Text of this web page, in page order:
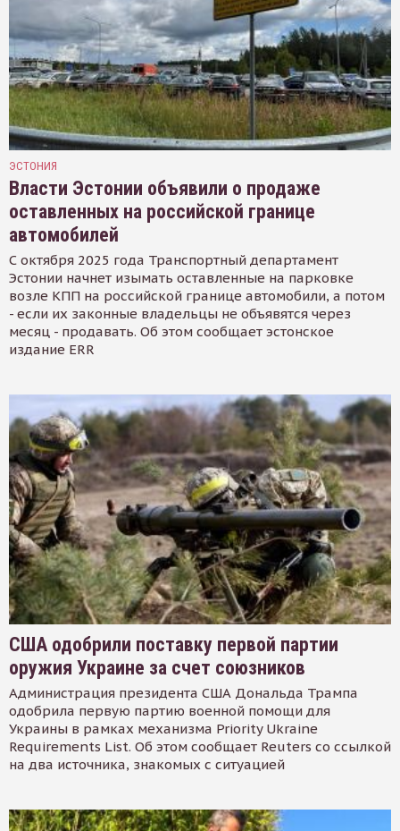
ЭСТОНИЯ
Власти Эстонии объявили о продаже
оставленных на российской границе
автомобилей
С октября 2025 года Транспортный департамент
Эстонии начнет изымать оставленные на парковке
возле КПП на российской границе автомобили, а потом
- если их законные владельцы не объявятся через
месяц - продавать. Об этом сообщает эстонское
издание ERR
США одобрили поставку первой партии
оружия Украине за счет союзников
Администрация президента США Дональда Трампа
одобрила первую партию военной помощи для
Украины в рамках механизма Priority Ukraine
Requirements List. Об этом сообщает Reuters со ссылкой
на два источника, знакомых с ситуацией